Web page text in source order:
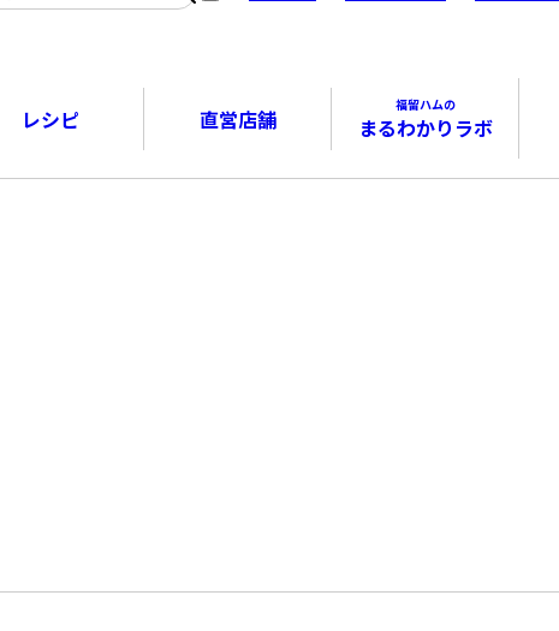
レシピ 直営店舗 福留ハムの
まるわかりラボ